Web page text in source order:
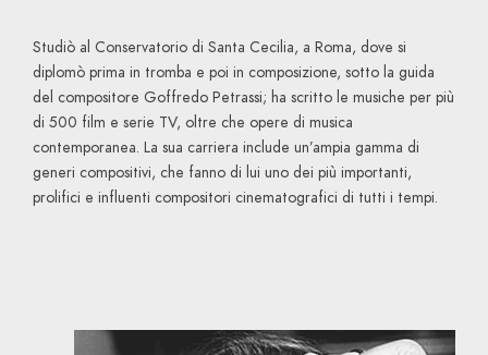
Studiò al Conservatorio di Santa Cecilia, a Roma, dove si
diplomò prima in tromba e poi in composizione, sotto la guida
del compositore Goffredo Petrassi; ha scritto le musiche per più
di 500 film e serie TV, oltre che opere di musica
contemporanea. La sua carriera include un’ampia gamma di
generi compositivi, che fanno di lui uno dei più importanti,
prolifici e influenti compositori cinematografici di tutti i tempi.